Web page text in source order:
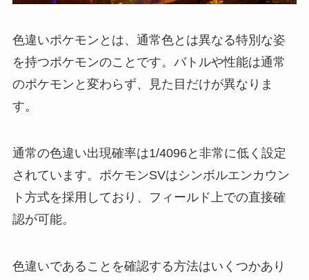
色違いポケモンとは、通常色とは異なる特別な姿
を持つポケモンのことです。バトルや性能は通常
のポケモンと変わらず、見た目だけが異なりま
す。
通常の色違い出現確率は1/4096と非常に低く設定
されています。ポケモンSVはシンボルエンカウン
ト方式を採用しており、フィールド上での直接確
認が可能。
色違いであることを確認する方法はいくつかあり